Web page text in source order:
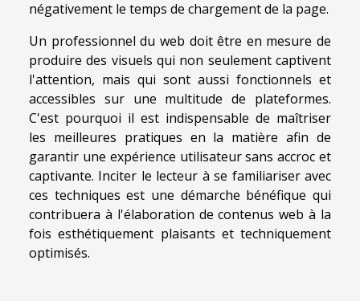
négativement le temps de chargement de la page.
Un professionnel du web doit être en mesure de
produire des visuels qui non seulement captivent
l'attention, mais qui sont aussi fonctionnels et
accessibles sur une multitude de plateformes.
C'est pourquoi il est indispensable de maîtriser
les meilleures pratiques en la matière afin de
garantir une expérience utilisateur sans accroc et
captivante. Inciter le lecteur à se familiariser avec
ces techniques est une démarche bénéfique qui
contribuera à l'élaboration de contenus web à la
fois esthétiquement plaisants et techniquement
optimisés.